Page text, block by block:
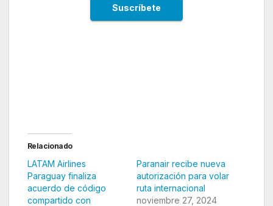
Relacionado
LATAM Airlines
Paraguay finaliza
acuerdo de código
compartido con
Paranair recibe nueva
autorización para volar
ruta internacional
noviembre 27, 2024